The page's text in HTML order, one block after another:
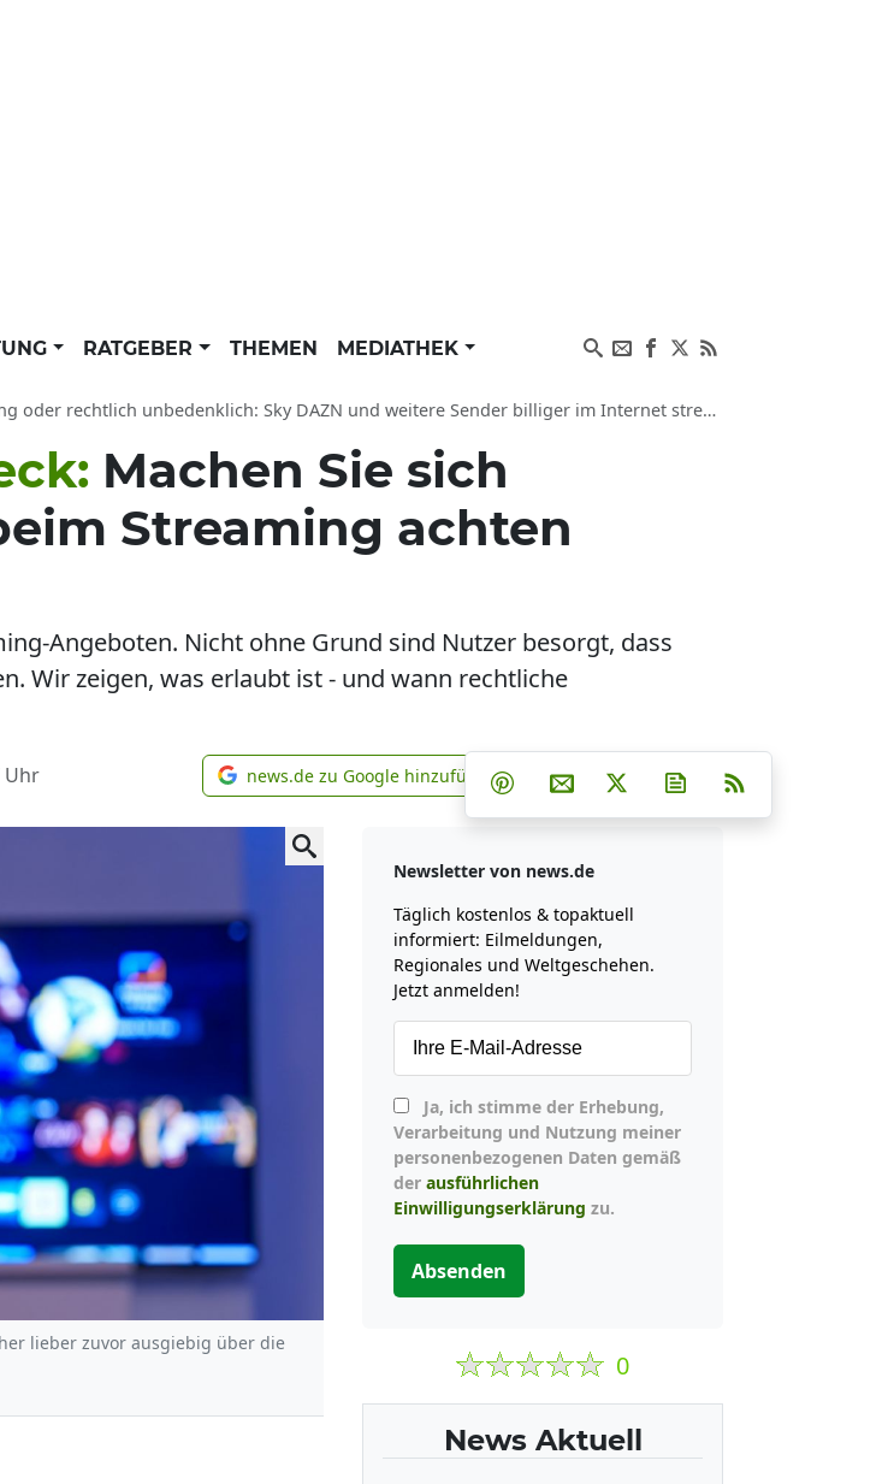
RATGEBER THEMEN MEDIATHEK
oder rechtlich unbedenklich: Sky DAZN und weitere Sender billiger im Internet streamen
Machen Sie sich
Streaming achten
Angeboten. Nicht ohne Grund sind Nutzer besorgt, dass
Wir zeigen, was erlaubt ist - und wann rechtliche
Uhr news.de zu Google hinzufügen
news.de zu Google hinzufügen Teilen auf Facebook
Teilen auf Whatsapp
Teilen auf Telegram
Teilen auf Pinterest
Per E-Mail teilen
Post auf XNewsletter
lieber zuvor ausgiebig über die
Newsletter von news.de
Täglich kostenlos & topaktuell
informiert: Eilmeldungen,
Regionales und Weltgeschehen.
Jetzt anmelden!
Verarbeitung und Nutzung meiner
personenbezogenen Daten gemäß
der ausführlichen
Einwilligungserklärung zu.
Absenden
0
News Aktuell